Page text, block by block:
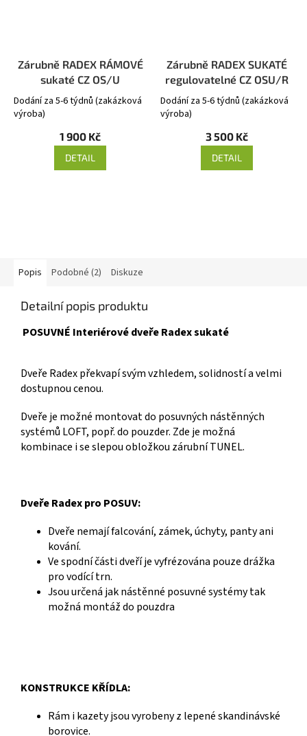
Zárubně RADEX RÁMOVÉ
sukaté CZ OS/U
Dodání za 5-6 týdnů (zakázková
výroba)
1 900 Kč
DETAIL
Zárubně RADEX SUKATÉ
regulovatelné CZ OSU/R
Dodání za 5-6 týdnů (zakázková
výroba)
3 500 Kč
DETAIL
Popis Podobné (2) Diskuze
Detailní popis produktu
POSUVNÉ Interiérové dveře Radex sukaté
Dveře Radex překvapí svým vzhledem, solidností a velmi
dostupnou cenou.
Dveře je možné montovat do posuvných nástěnných
systémů LOFT, popř. do pouzder. Zde je možná
kombinace i se slepou obložkou zárubní TUNEL.
Dveře Radex pro POSUV:
Dveře nemají falcování, zámek, úchyty, panty ani
kování.
Ve spodní části dveří je vyfrézována pouze drážka
pro vodící trn.
Jsou určená jak nástěnné posuvné systémy tak
možná montáž do pouzdra
KONSTRUKCE KŘÍDLA:
Rám i kazety jsou vyrobeny z lepené skandinávské
borovice.